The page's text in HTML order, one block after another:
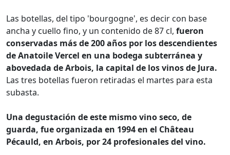
Las botellas, del tipo 'bourgogne', es decir con base
ancha y cuello fino, y un contenido de 87 cl, fueron
conservadas más de 200 años por los descendientes
de Anatoile Vercel en una bodega subterránea y
abovedada de Arbois, la capital de los vinos de Jura.
Las tres botellas fueron retiradas el martes para esta
subasta.
Una degustación de este mismo vino seco, de
guarda, fue organizada en 1994 en el Château
Pécauld, en Arbois, por 24 profesionales del vino.